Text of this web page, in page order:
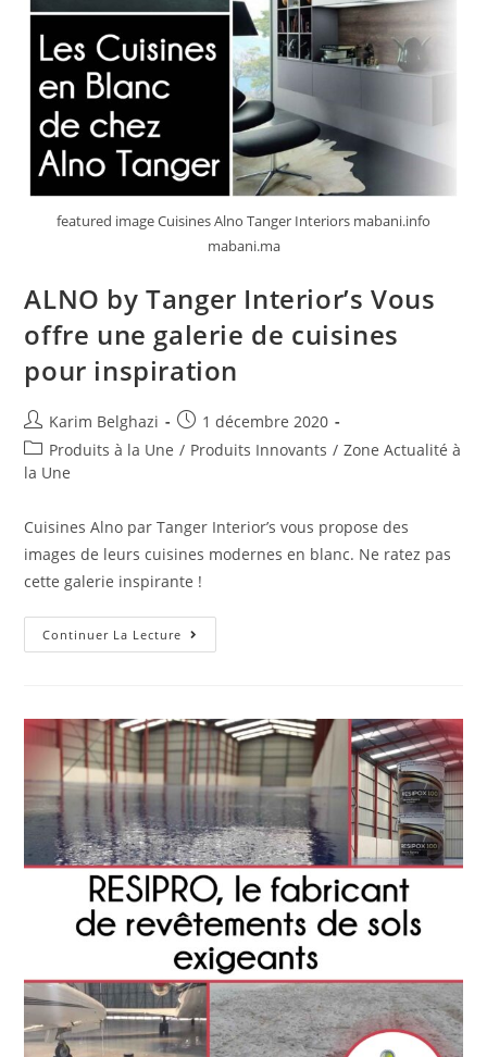
featured image Cuisines Alno Tanger Interiors mabani.info
mabani.ma
ALNO by Tanger Interior’s Vous
offre une galerie de cuisines
pour inspiration
Karim Belghazi
1 décembre 2020
Produits à la Une / Produits Innovants / Zone Actualité à
la Une
Cuisines Alno par Tanger Interior’s vous propose des
images de leurs cuisines modernes en blanc. Ne ratez pas
cette galerie inspirante !
Continuer La Lecture